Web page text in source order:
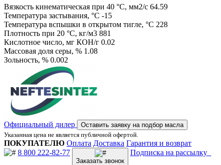
Вязкость кинематическая при 40 °С, мм2/с 64.59
Температура застывания, °С -15
Температура вспышки в открытом тигле, °С 228
Плотность при 20 °С, кг/м3 881
Кислотное число, мг КОН/г 0.02
Массовая доля серы, % 1.08
Зольность, % 0.002
Официальный дилер
Оставить заявку на подбор масла
Указанная цена не является публичной офертой.
ПОКУПАТЕЛЮ Оплата Доставка Гарантия и возврат
8 800 222-82-77
Заказать звонок
Подписка на рассылку